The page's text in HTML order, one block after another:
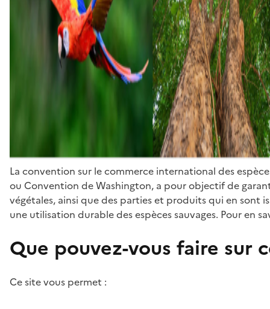
La convention sur le commerce international des
ou Convention de Washington, a pour objectif de
végétales, ainsi que des parties et produits qui en sont
une utilisation durable des espèces sauvages. Pour en
Que pouvez-vous faire sur
Ce site vous permet :